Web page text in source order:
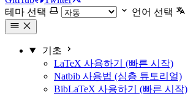
테마 선택
언어 선택
기초
LaTeX 사용하기 (빠른 시작)
Natbib 사용법 (심층 튜토리얼)
BibLaTeX 사용하기 (빠른 시작)